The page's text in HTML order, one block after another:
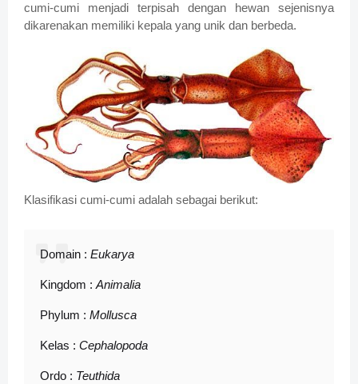
cumi-cumi menjadi terpisah dengan hewan sejenisnya
dikarenakan memiliki kepala yang unik dan berbeda.
Klasifikasi cumi-cumi adalah sebagai berikut:
Domain : Eukarya
Kingdom : Animalia
Phylum : Mollusca
Kelas : Cephalopoda
Ordo : Teuthida